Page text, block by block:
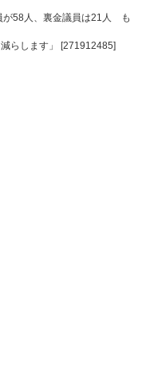
が58人、裏金議員は21人 も
らします」 [271912485]